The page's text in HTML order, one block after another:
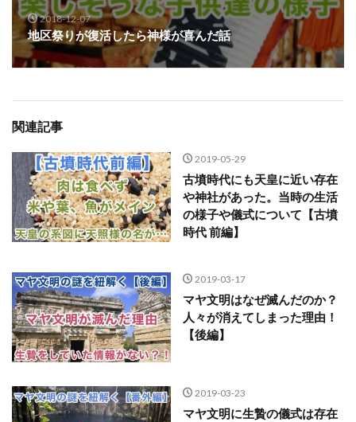
2018-12-07
地区祭りが復活したら神様が喜んだ話
関連記事
2019-05-29
古墳時代にも天皇に近い存在
や神社があった。当時の生活
の様子や儀式について【古墳
時代 前編】
2019-03-17
マヤ文明はなぜ滅んだのか？
人々が消えてしまった理由！
【後編】
2019-03-23
マヤ文明に生贄の儀式は存在